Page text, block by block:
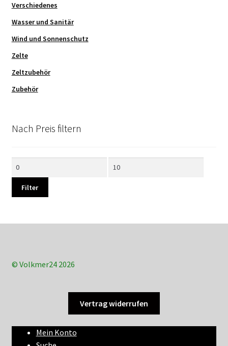
Verschiedenes
Wasser und Sanitär
Wind und Sonnenschutz
Zelte
Zeltzubehör
Zubehör
Nach Preis filtern
Filter
© Volkmer24 2026
Vertrag widerrufen
Mein Konto